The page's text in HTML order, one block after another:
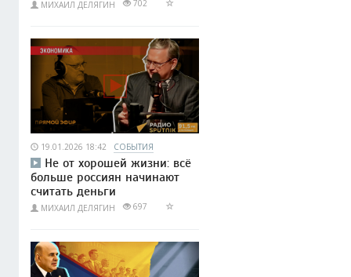
МИХАИЛ ДЕЛЯГИН 702
19.01.2026 18:42 СОБЫТИЯ
Не от хорошей жизни: всё
больше россиян начинают
считать деньги
МИХАИЛ ДЕЛЯГИН 697